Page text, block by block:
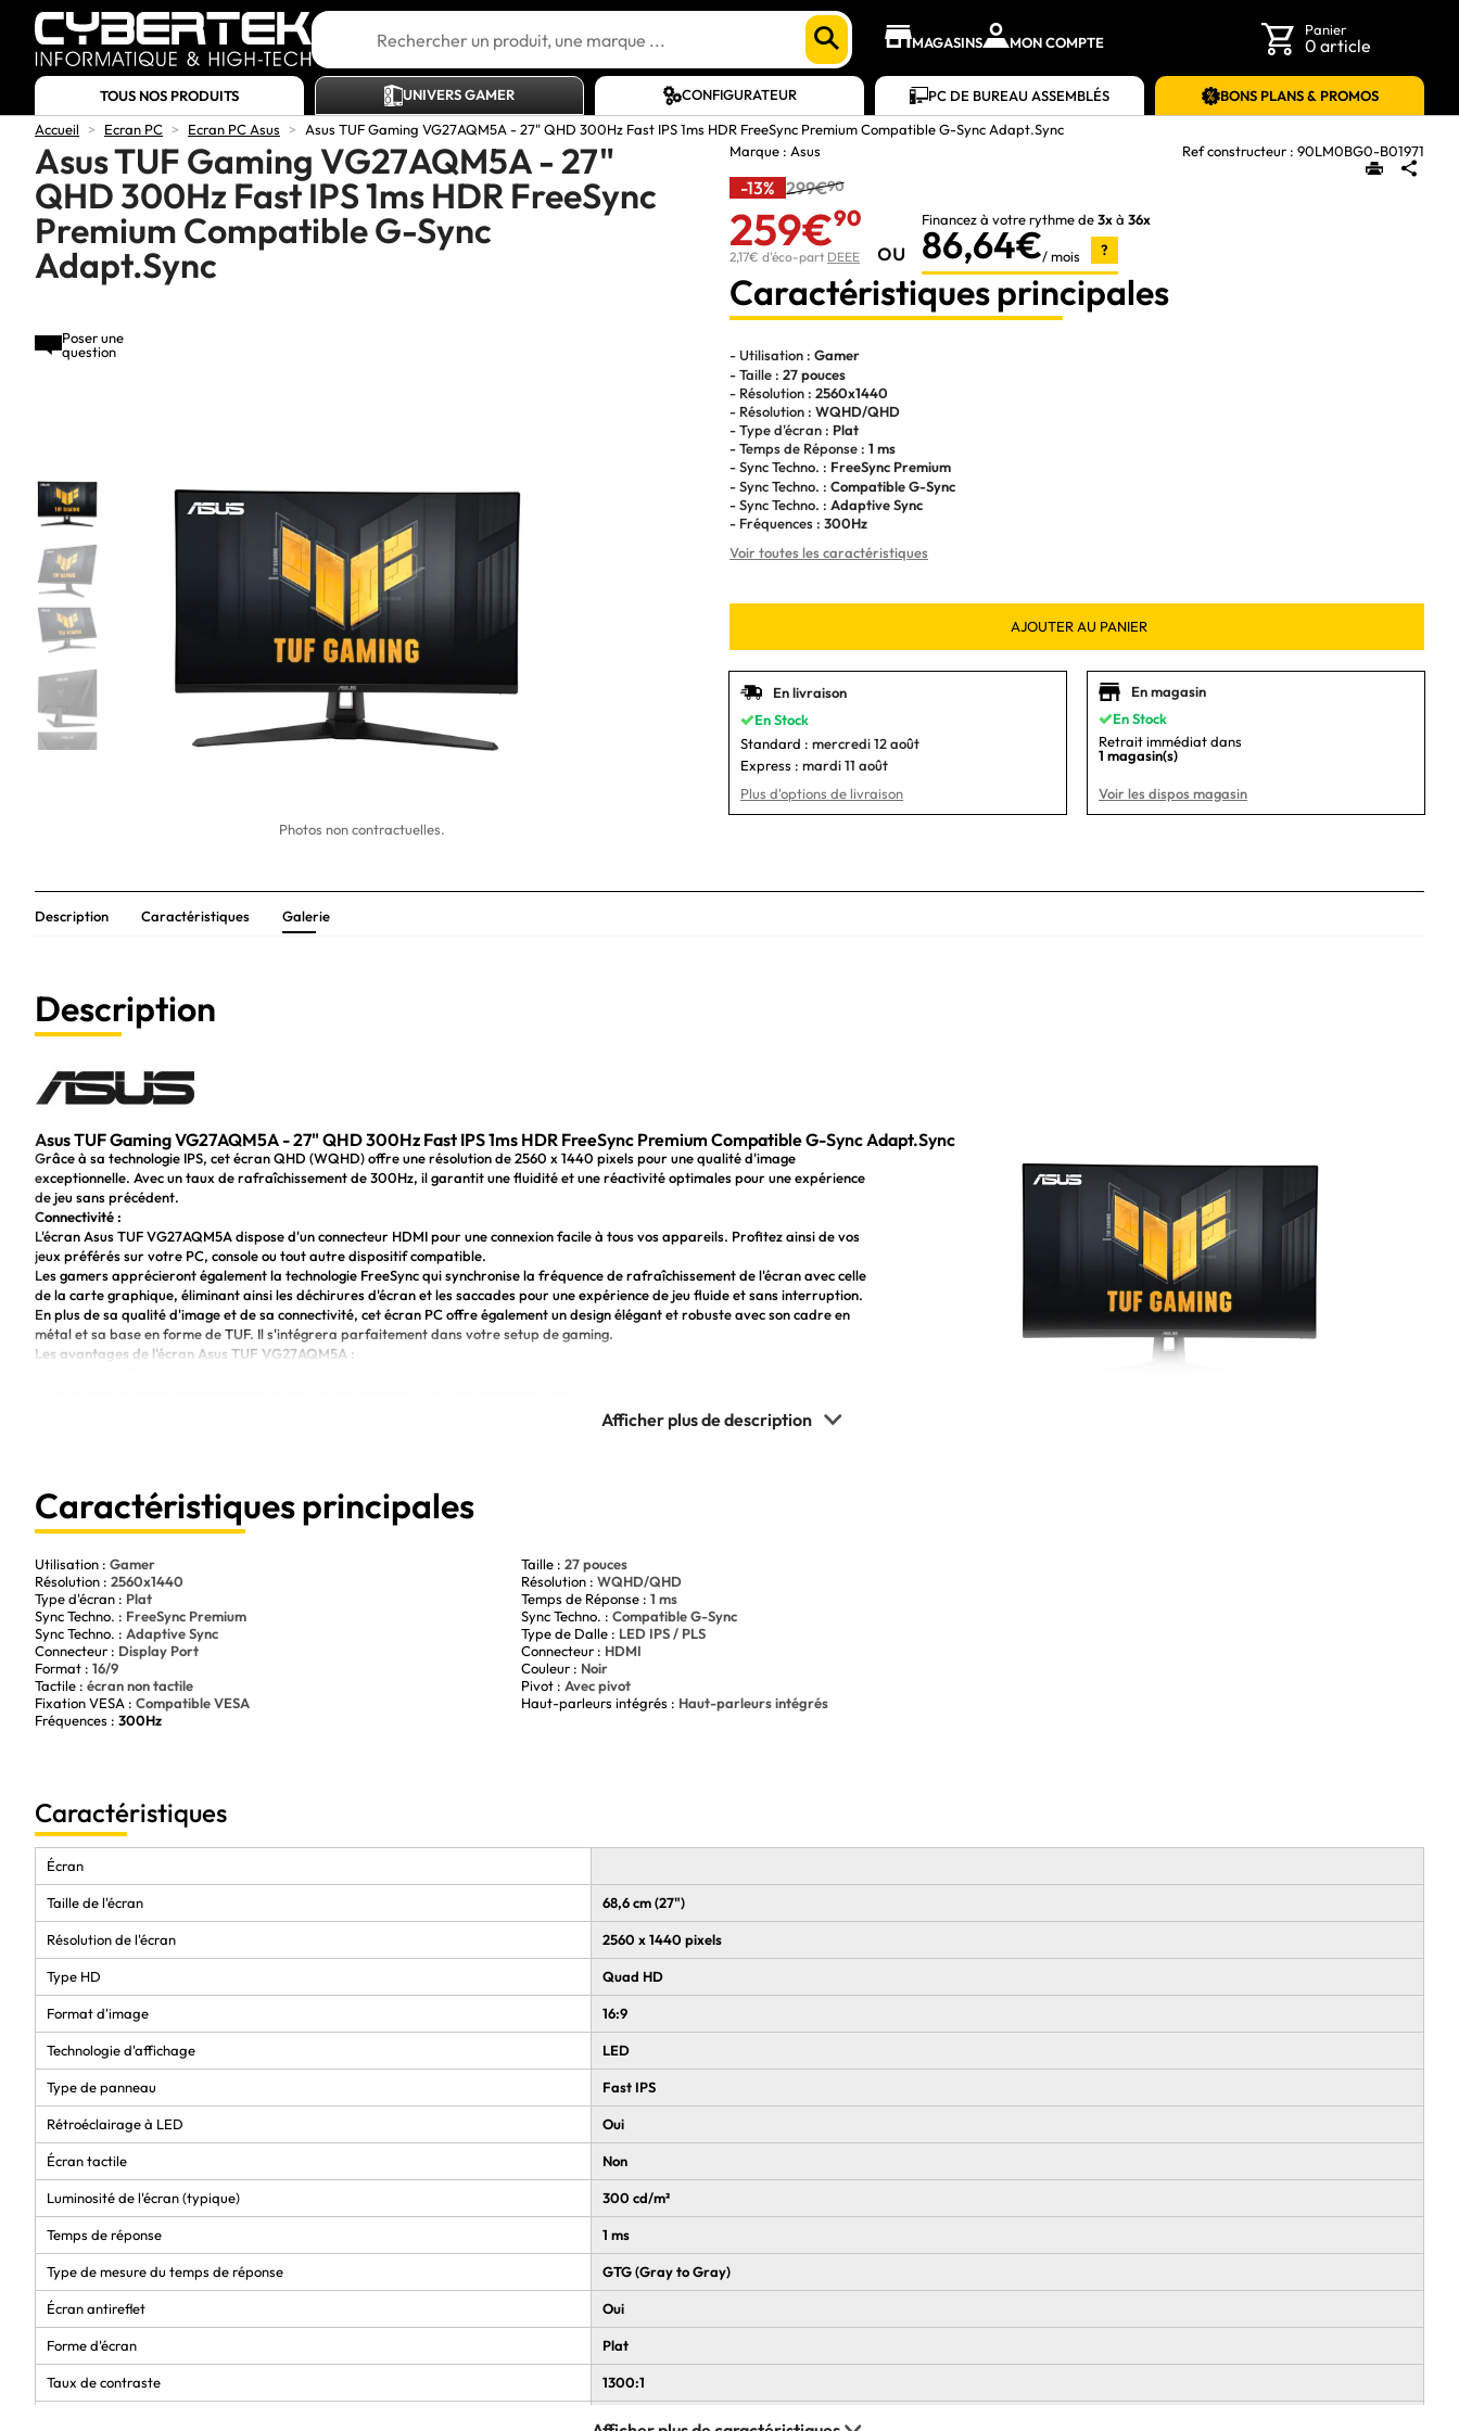
MAGASINS MON COMPTE
Panier
0 article
TOUS NOS PRODUITS UNIVERS GAMER CONFIGURATEUR PC DE BUREAU ASSEMBLÉS
BONS PLANS & PROMOS
Accueil
> Ecran PC > Ecran PC Asus > Asus TUF Gaming VG27AQM5A - 27" QHD 300Hz Fast IPS 1ms HDR FreeSync Premium Compatible G-Sync Adapt.Sync
Asus TUF Gaming VG27AQM5A - 27"
QHD 300Hz Fast IPS 1ms HDR FreeSync
Premium Compatible G-Sync
Adapt.Sync
Poser une
question
Photos non contractuelles.
Marque : Asus Ref constructeur : 90LM0BG0-B01971
-13% 299€90
259€90
2,17€ d'éco-part DEEE ou
Financez à votre rythme de3xà 36x
86,64€/ mois ?
Caractéristiques principales
- Utilisation : Gamer
- Taille : 27 pouces
- Résolution : 2560x1440
- Résolution : WQHD/QHD
- Type d'écran : Plat
- Temps de Réponse : 1 ms
- Sync Techno. : FreeSync Premium
- Sync Techno. : Compatible G-Sync
- Sync Techno. : Adaptive Sync
- Fréquences : 300Hz
Voir toutes les caractéristiques
AJOUTER AU PANIER
En livraison
En Stock
Standard : mercredi 12 août
Express : mardi 11 août
Plus d'options de livraison
En magasin
En Stock
Retrait immédiat dans
1 magasin(s)
Voir les dispos magasin
Description Caractéristiques Galerie
Description
Asus TUF Gaming VG27AQM5A - 27" QHD 300Hz Fast IPS 1ms HDR FreeSync Premium Compatible G-Sync Adapt.Sync
Grâce à sa technologie IPS, cet écran QHD (WQHD) offre une résolution de 2560 x 1440 pixels pour une qualité d'image
exceptionnelle. Avec un taux de rafraîchissement de 300Hz, il garantit une fluidité et une réactivité optimales pour une expérience
de jeu sans précédent.
Connectivité :
L'écran Asus TUF VG27AQM5A dispose d'un connecteur HDMI pour une connexion facile à tous vos appareils. Profitez ainsi de vos
jeux préférés sur votre PC, console ou tout autre dispositif compatible.
Les gamers apprécieront également la technologie FreeSync qui synchronise la fréquence de rafraîchissement de l'écran avec celle
de la carte graphique, éliminant ainsi les déchirures d'écran et les saccades pour une expérience de jeu fluide et sans interruption.
En plus de sa qualité d'image et de sa connectivité, cet écran PC offre également un design élégant et robuste avec son cadre en
métal et sa base en forme de TUF. Il s'intégrera parfaitement dans votre setup de gaming.
Les avantages de l'écran Asus TUF VG27AQM5A :
Une fréquence de rafraîchissement élevée de 300Hz pour une expérience de jeu fluide et réactive.
Avec ses nombreuses caractéristiques haut de gamme, l'écran Asus TUF VG27AQM5A est un choix idéal pour les gamers exigeants
à la recherche de performance et de qualité d'image. Ne laissez plus rien vous arrêter dans vos jeux et profitez d'une expérience
de jeu immersive et sans compromis avec cet écran PC. Commandez-le dès maintenant et élevez votre expérience de jeu à un
Caractéristiques principales
Utilisation : Gamer Taille : 27 pouces
Résolution : 2560x1440 Résolution : WQHD/QHD
Type d'écran : Plat Temps de Réponse : 1 ms
Sync Techno. : FreeSync Premium Sync Techno. : Compatible G-Sync
Sync Techno. : Adaptive Sync Type de Dalle : LED IPS / PLS
Connecteur : Display Port Connecteur : HDMI
Format : 16/9 Couleur : Noir
Tactile : écran non tactile Pivot : Avec pivot
Fixation VESA : Compatible VESA Haut-parleurs intégrés : Haut-parleurs intégrés
Fréquences : 300Hz
Caractéristiques
Écran
Taille de l'écran 68,6 cm (27")
Résolution de l'écran 2560 x 1440 pixels
Type HD Quad HD
Format d'image 16:9
Technologie d'affichage LED
Type de panneau Fast IPS
Rétroéclairage à LED Oui
Écran tactile Non
Luminosité de l'écran (typique) 300 cd/m²
Temps de réponse 1 ms
Type de mesure du temps de réponse GTG (Gray to Gray)
Écran antireflet Oui
Forme d'écran Plat
Taux de contraste 1300:1